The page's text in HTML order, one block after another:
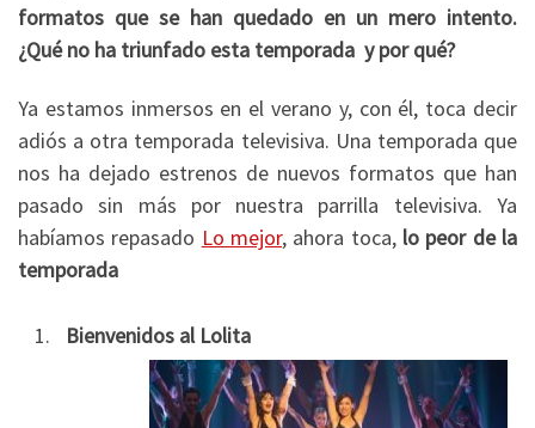
formatos que se han quedado en un mero intento.
¿Qué no ha triunfado esta temporada y por qué?
Ya estamos inmersos en el verano y, con él, toca decir
adiós a otra temporada televisiva. Una temporada que
nos ha dejado estrenos de nuevos formatos que han
pasado sin más por nuestra parrilla televisiva. Ya
habíamos repasado Lo mejor, ahora toca, lo peor de la
temporada
Bienvenidos al Lolita